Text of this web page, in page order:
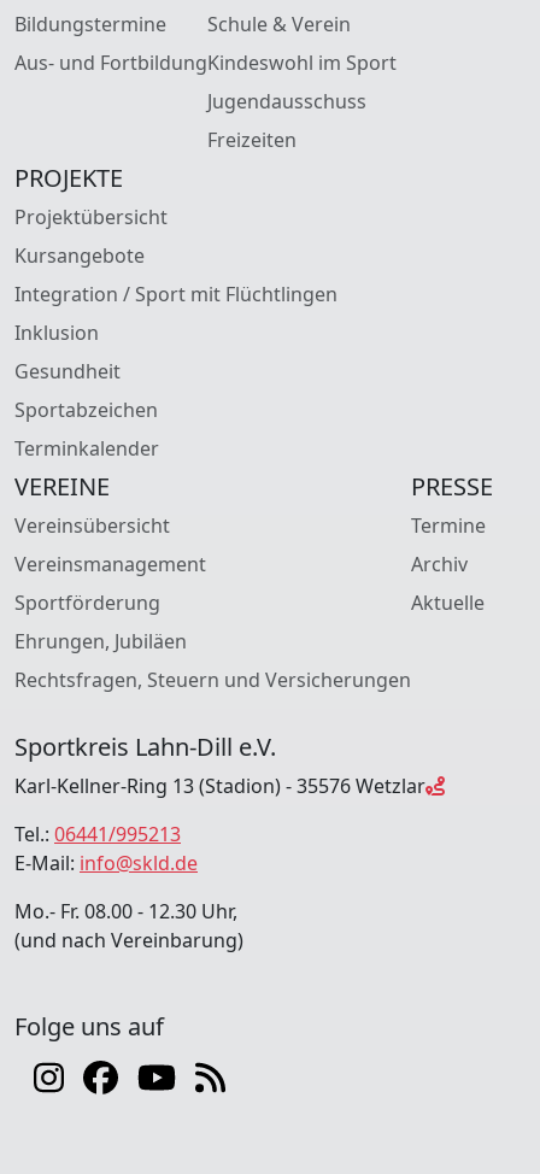
Bildungstermine
Aus- und Fortbildung
Schule & Verein
Kindeswohl im Sport
Jugendausschuss
Freizeiten
PROJEKTE
Projektübersicht
Kursangebote
Integration / Sport mit Flüchtlingen
Inklusion
Gesundheit
Sportabzeichen
Terminkalender
VEREINE
Vereinsübersicht
Vereinsmanagement
Sportförderung
Ehrungen, Jubiläen
Rechtsfragen, Steuern und Versicherungen
PRESSE
Termine
Archiv
Aktuelle
Sportkreis Lahn-Dill e.V.
Karl-Kellner-Ring 13 (Stadion) - 35576 Wetzlar
Tel.: 06441/995213
E-Mail: info@skld.de
Mo.- Fr. 08.00 - 12.30 Uhr,
(und nach Vereinbarung)
Folge uns auf